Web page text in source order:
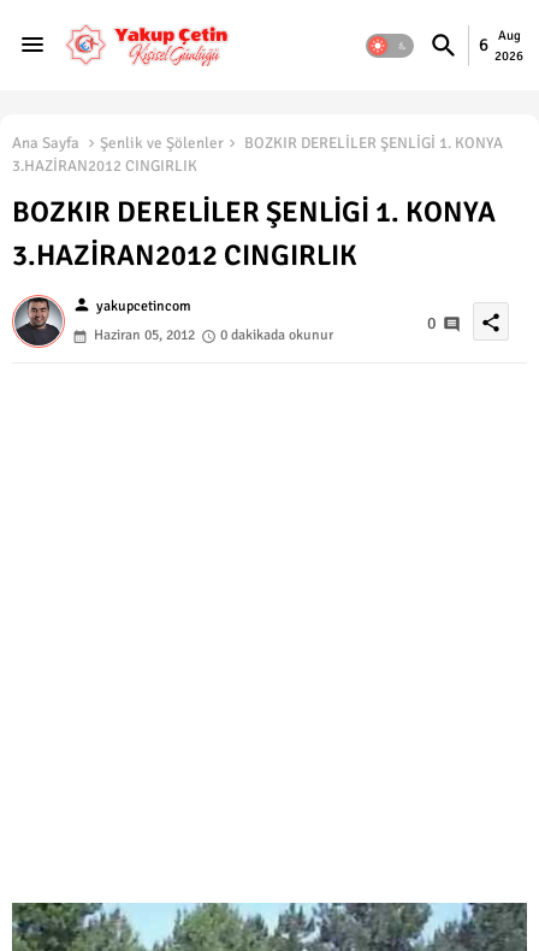
6
Aug
2026
Ana Sayfa Şenlik ve Şölenler
BOZKIR DERELİLER ŞENLİGİ 1. KONYA
3.HAZİRAN2012 CINGIRLIK
BOZKIR DERELİLER ŞENLİGİ 1. KONYA
3.HAZİRAN2012 CINGIRLIK
person yakupcetincom
Haziran 05, 2012
0 dakikada okunur
0 share